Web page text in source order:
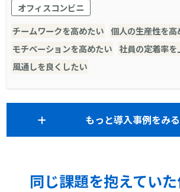
オフィスコンビニ
チームワークを高めたい 個人の生産性を高
モチベーションを高めたい 社員の定着率を
風通しを良くしたい
もっと導入事例をみる
同じ課題を抱えてい